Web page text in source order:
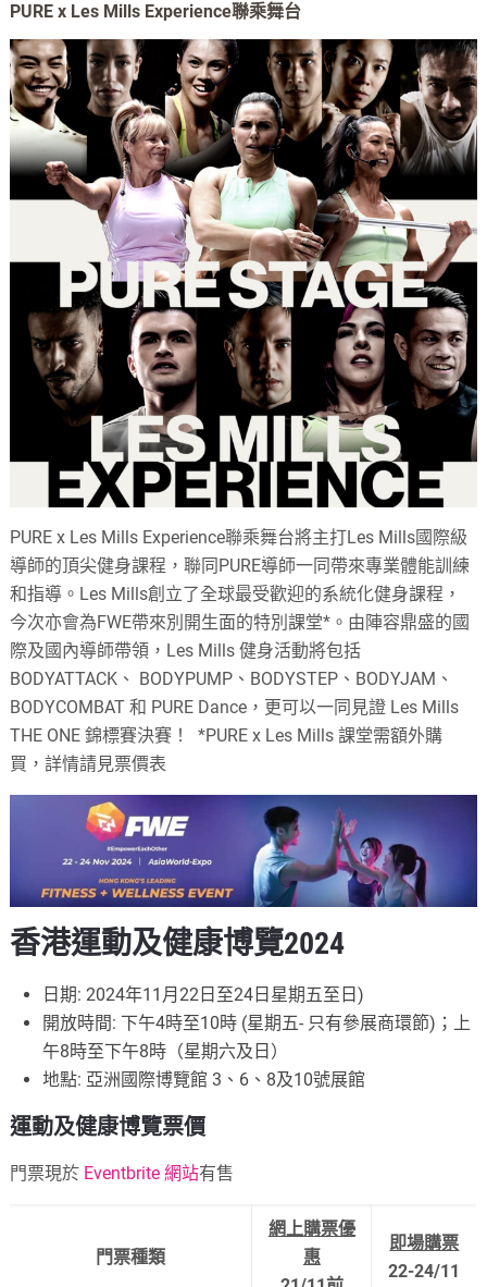
PURE x Les Mills Experience聯乘舞台
PURE x Les Mills Experience聯乘舞台將主打Les Mills國際級
導師的頂尖健身課程，聯同PURE導師一同帶來專業體能訓練
和指導。Les Mills創立了全球最受歡迎的系統化健身課程，
今次亦會為FWE帶來別開生面的特別課堂*。由陣容鼎盛的國
際及國內導師帶領，Les Mills 健身活動將包括
BODYATTACK、 BODYPUMP、BODYSTEP、BODYJAM、
BODYCOMBAT 和 PURE Dance，更可以一同見證 Les Mills
THE ONE 錦標賽決賽！ *PURE x Les Mills 課堂需額外購
買，詳情請見票價表
香港運動及健康博覽2024
日期: 2024年11月22日至24日星期五至日)
開放時間: 下午4時至10時 (星期五- 只有參展商環節)；上
午8時至下午8時（星期六及日）
地點: 亞洲國際博覽館 3、6、8及10號展館
運動及健康博覽票價
門票現於 Eventbrite 網站有售
門票種類
網上購票優
惠
即場購票
22-24/11